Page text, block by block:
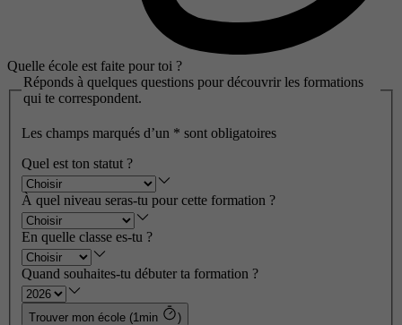
Quelle école est faite pour toi ?
Réponds à quelques questions pour découvrir les formations
qui te correspondent.
Les champs marqués d’un * sont obligatoires
Quel est ton statut ?
À quel niveau seras-tu pour cette formation ?
En quelle classe es-tu ?
Quand souhaites-tu débuter ta formation ?
Trouver mon école (1min )